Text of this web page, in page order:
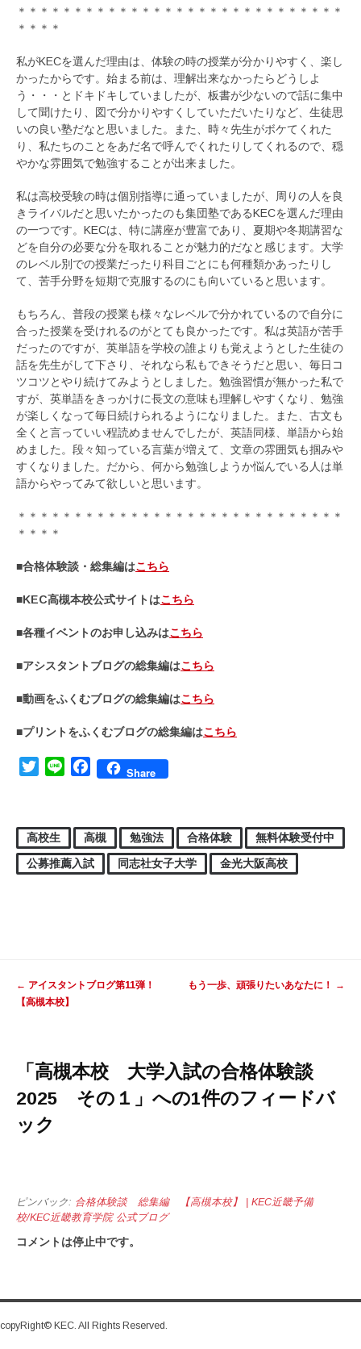
＊＊＊＊＊＊＊＊＊＊＊＊＊＊＊＊＊＊＊＊＊＊＊＊＊＊＊＊＊
＊＊＊＊
私がKECを選んだ理由は、体験の時の授業が分かりやすく、楽し
かったからです。始まる前は、理解出来なかったらどうしよ
う・・・とドキドキしていましたが、板書が少ないので話に集中
して聞けたり、図で分かりやすくしていただいたりなど、生徒思
いの良い塾だなと思いました。また、時々先生がボケてくれた
り、私たちのことをあだ名で呼んでくれたりしてくれるので、穏
やかな雰囲気で勉強することが出来ました。
私は高校受験の時は個別指導に通っていましたが、周りの人を良
きライバルだと思いたかったのも集団塾であるKECを選んだ理由
の一つです。KECは、特に講座が豊富であり、夏期や冬期講習な
どを自分の必要な分を取れることが魅力的だなと感じます。大学
のレベル別での授業だったり科目ごとにも何種類かあったりし
て、苦手分野を短期で克服するのにも向いていると思います。
もちろん、普段の授業も様々なレベルで分かれているので自分に
合った授業を受けれるのがとても良かったです。私は英語が苦手
だったのですが、英単語を学校の誰よりも覚えようとした生徒の
話を先生がして下さり、それなら私もできそうだと思い、毎日コ
ツコツとやり続けてみようとしました。勉強習慣が無かった私で
すが、英単語をきっかけに長文の意味も理解しやすくなり、勉強
が楽しくなって毎日続けられるようになりました。また、古文も
全くと言っていい程読めませんでしたが、英語同様、単語から始
めました。段々知っている言葉が増えて、文章の雰囲気も掴みや
すくなりました。だから、何から勉強しようか悩んでいる人は単
語からやってみて欲しいと思います。
＊＊＊＊＊＊＊＊＊＊＊＊＊＊＊＊＊＊＊＊＊＊＊＊＊＊＊＊＊
＊＊＊＊
■合格体験談・総集編はこちら
■KEC高槻本校公式サイトはこちら
■各種イベントのお申し込みはこちら
■アシスタントブログの総集編はこちら
■動画をふくむブログの総集編はこちら
■プリントをふくむブログの総集編はこちら
TwitterLine FacebookShare
高校生 高槻 勉強法 合格体験
無料体験受付中
公募推薦入試
同志社女子大学 金光大阪高校
← アイスタントブログ第11弾！
【高槻本校】
もう一歩、頑張りたいあなたに！ →
「 高槻本校 大学入試の合格体験談
2025 その１ 」への1件のフィードバ
ック
ピンバック: 合格体験談 総集編 【高槻本校】 | KEC近畿予備
校/KEC近畿教育学院 公式ブログ
コメントは停止中です。
copyRight© KEC. All Rights Reserved.